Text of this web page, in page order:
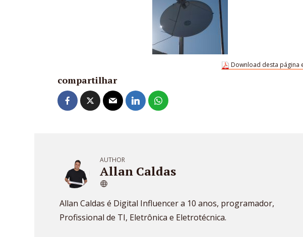
Download desta página
compartilhar
AUTHOR
Allan Caldas
Allan Caldas é Digital Influencer a 10 anos, programador,
Profissional de TI, Eletrônica e Eletrotécnica.